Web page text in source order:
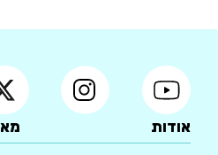
אודות